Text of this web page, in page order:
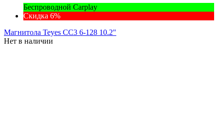
Беспроводной Carplay
Скидка 6%
Магнитола Teyes CC3 6-128 10.2"
Нет в наличии